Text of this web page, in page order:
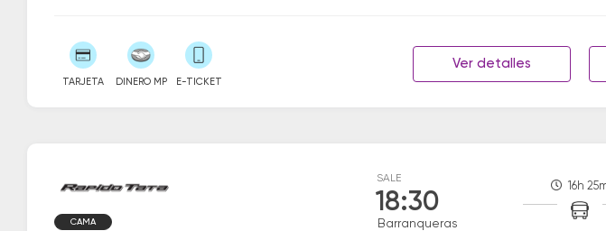
TARJETA DINERO MP E-TICKET
Ver detalles
SALE
18:30
Barranqueras
16h
CAMA